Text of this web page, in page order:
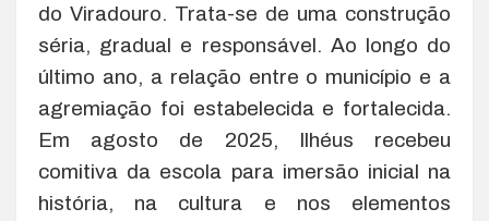
do Viradouro. Trata-se de uma construção
séria, gradual e responsável. Ao longo do
último ano, a relação entre o município e a
agremiação foi estabelecida e fortalecida.
Em agosto de 2025, Ilhéus recebeu
comitiva da escola para imersão inicial na
história, na cultura e nos elementos